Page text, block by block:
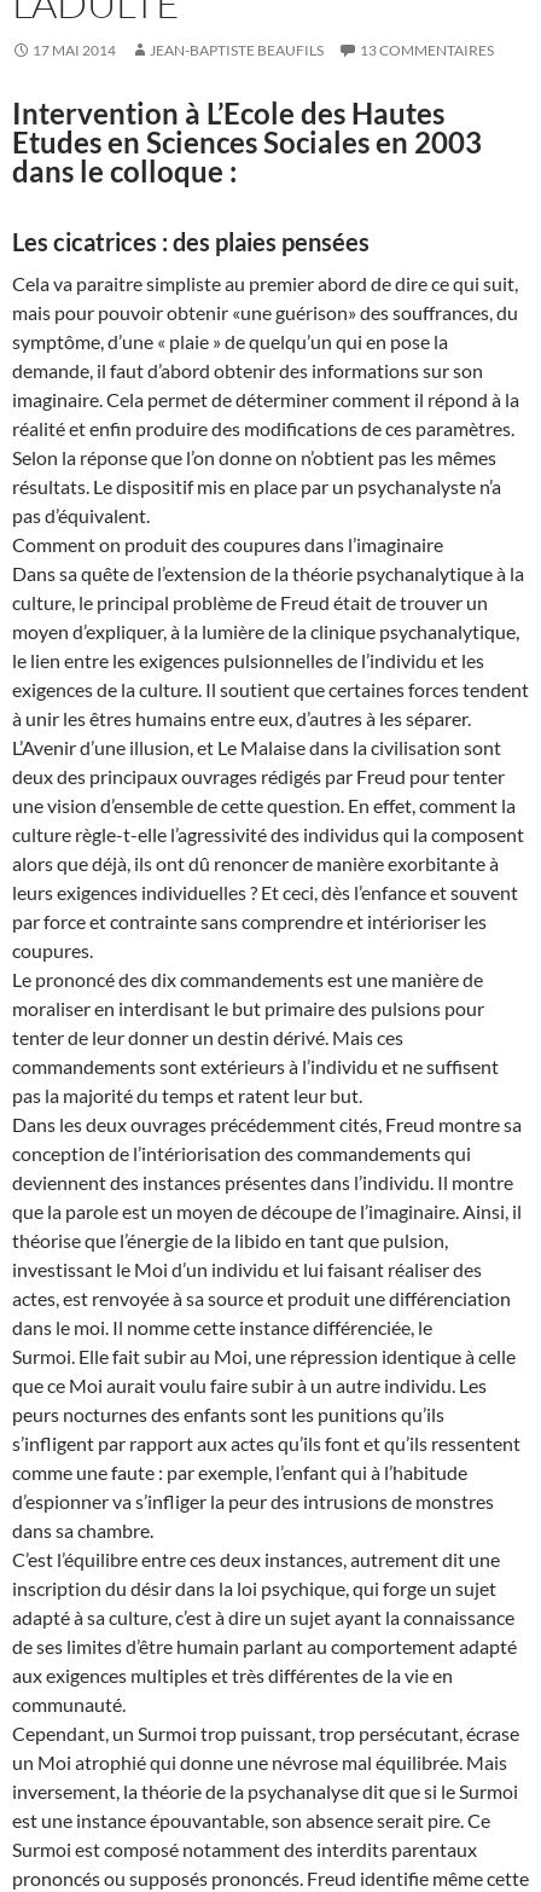
17 MAI 2014 JEAN-BAPTISTE BEAUFILS 13 COMMENTAIRES
Intervention à L’Ecole des Hautes
Etudes en Sciences Sociales en 2003
dans le colloque :
Les cicatrices : des plaies pensées
Cela va paraitre simpliste au premier abord de dire ce qui suit,
mais pour pouvoir obtenir «une guérison» des souffrances, du
symptôme, d’une « plaie » de quelqu’un qui en pose la
demande, il faut d’abord obtenir des informations sur son
imaginaire. Cela permet de déterminer comment il répond à la
réalité et enfin produire des modifications de ces paramètres.
Selon la réponse que l’on donne on n’obtient pas les mêmes
résultats. Le dispositif mis en place par un psychanalyste n’a
pas d’équivalent.
Comment on produit des coupures dans l’imaginaire
Dans sa quête de l’extension de la théorie psychanalytique à la
culture, le principal problème de Freud était de trouver un
moyen d’expliquer, à la lumière de la clinique psychanalytique,
le lien entre les exigences pulsionnelles de l’individu et les
exigences de la culture. Il soutient que certaines forces tendent
à unir les êtres humains entre eux, d’autres à les séparer.
L’Avenir d’une illusion, et Le Malaise dans la civilisation sont
deux des principaux ouvrages rédigés par Freud pour tenter
une vision d’ensemble de cette question. En effet, comment la
culture règle-t-elle l’agressivité des individus qui la composent
alors que déjà, ils ont dû renoncer de manière exorbitante à
leurs exigences individuelles ? Et ceci, dès l’enfance et souvent
par force et contrainte sans comprendre et intérioriser les
coupures.
Le prononcé des dix commandements est une manière de
moraliser en interdisant le but primaire des pulsions pour
tenter de leur donner un destin dérivé. Mais ces
commandements sont extérieurs à l’individu et ne suffisent
pas la majorité du temps et ratent leur but.
Dans les deux ouvrages précédemment cités, Freud montre sa
conception de l’intériorisation des commandements qui
deviennent des instances présentes dans l’individu. Il montre
que la parole est un moyen de découpe de l’imaginaire. Ainsi, il
théorise que l’énergie de la libido en tant que pulsion,
investissant le Moi d’un individu et lui faisant réaliser des
actes, est renvoyée à sa source et produit une différenciation
dans le moi. Il nomme cette instance différenciée, le
Surmoi. Elle fait subir au Moi, une répression identique à celle
que ce Moi aurait voulu faire subir à un autre individu. Les
peurs nocturnes des enfants sont les punitions qu’ils
s’infligent par rapport aux actes qu’ils font et qu’ils ressentent
comme une faute : par exemple, l’enfant qui à l’habitude
d’espionner va s’infliger la peur des intrusions de monstres
dans sa chambre.
C’est l’équilibre entre ces deux instances, autrement dit une
inscription du désir dans la loi psychique, qui forge un sujet
adapté à sa culture, c’est à dire un sujet ayant la connaissance
de ses limites d’être humain parlant au comportement adapté
aux exigences multiples et très différentes de la vie en
communauté.
Cependant, un Surmoi trop puissant, trop persécutant, écrase
un Moi atrophié qui donne une névrose mal équilibrée. Mais
inversement, la théorie de la psychanalyse dit que si le Surmoi
est une instance épouvantable, son absence serait pire. Ce
Surmoi est composé notamment des interdits parentaux
prononcés ou supposés prononcés. Freud identifie même cette